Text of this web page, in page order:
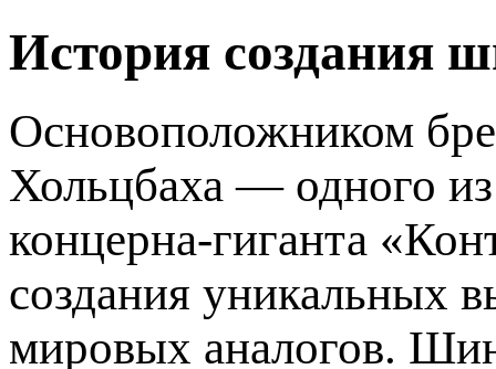
История создания
Основоположником
Хольцбаха — одного
концерна-гиганта
создания уникальных
мировых аналогов.